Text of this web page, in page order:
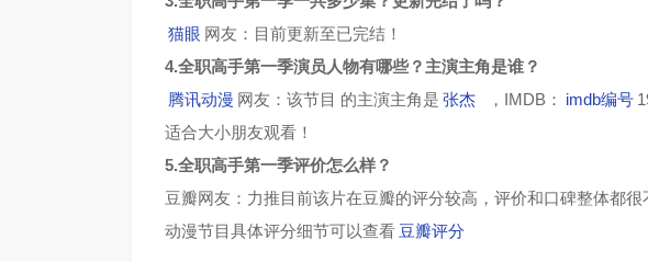
猫眼 网友：目前更新至已完结！
4.全职高手第一季演员人物有哪些？主演主角是谁？
腾讯动漫 网友：该节目 的主演主角是 张杰 ，IMDB： imdb编号
适合大小朋友观看！
5.全职高手第一季评价怎么样？
豆瓣网友：力推目前该片在豆瓣的评分较高，评价和口碑整体都
动漫节目具体评分细节可以查看 豆瓣评分